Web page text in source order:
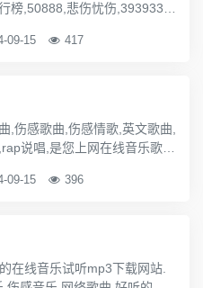
榜,50888,悲伤忧伤,3939339.
09-15 417
,伤感歌曲,伤感情歌,英文歌曲,
说唱,是您上网在线音乐歌曲
09-15 396
在线音乐试听mp3下载网站.